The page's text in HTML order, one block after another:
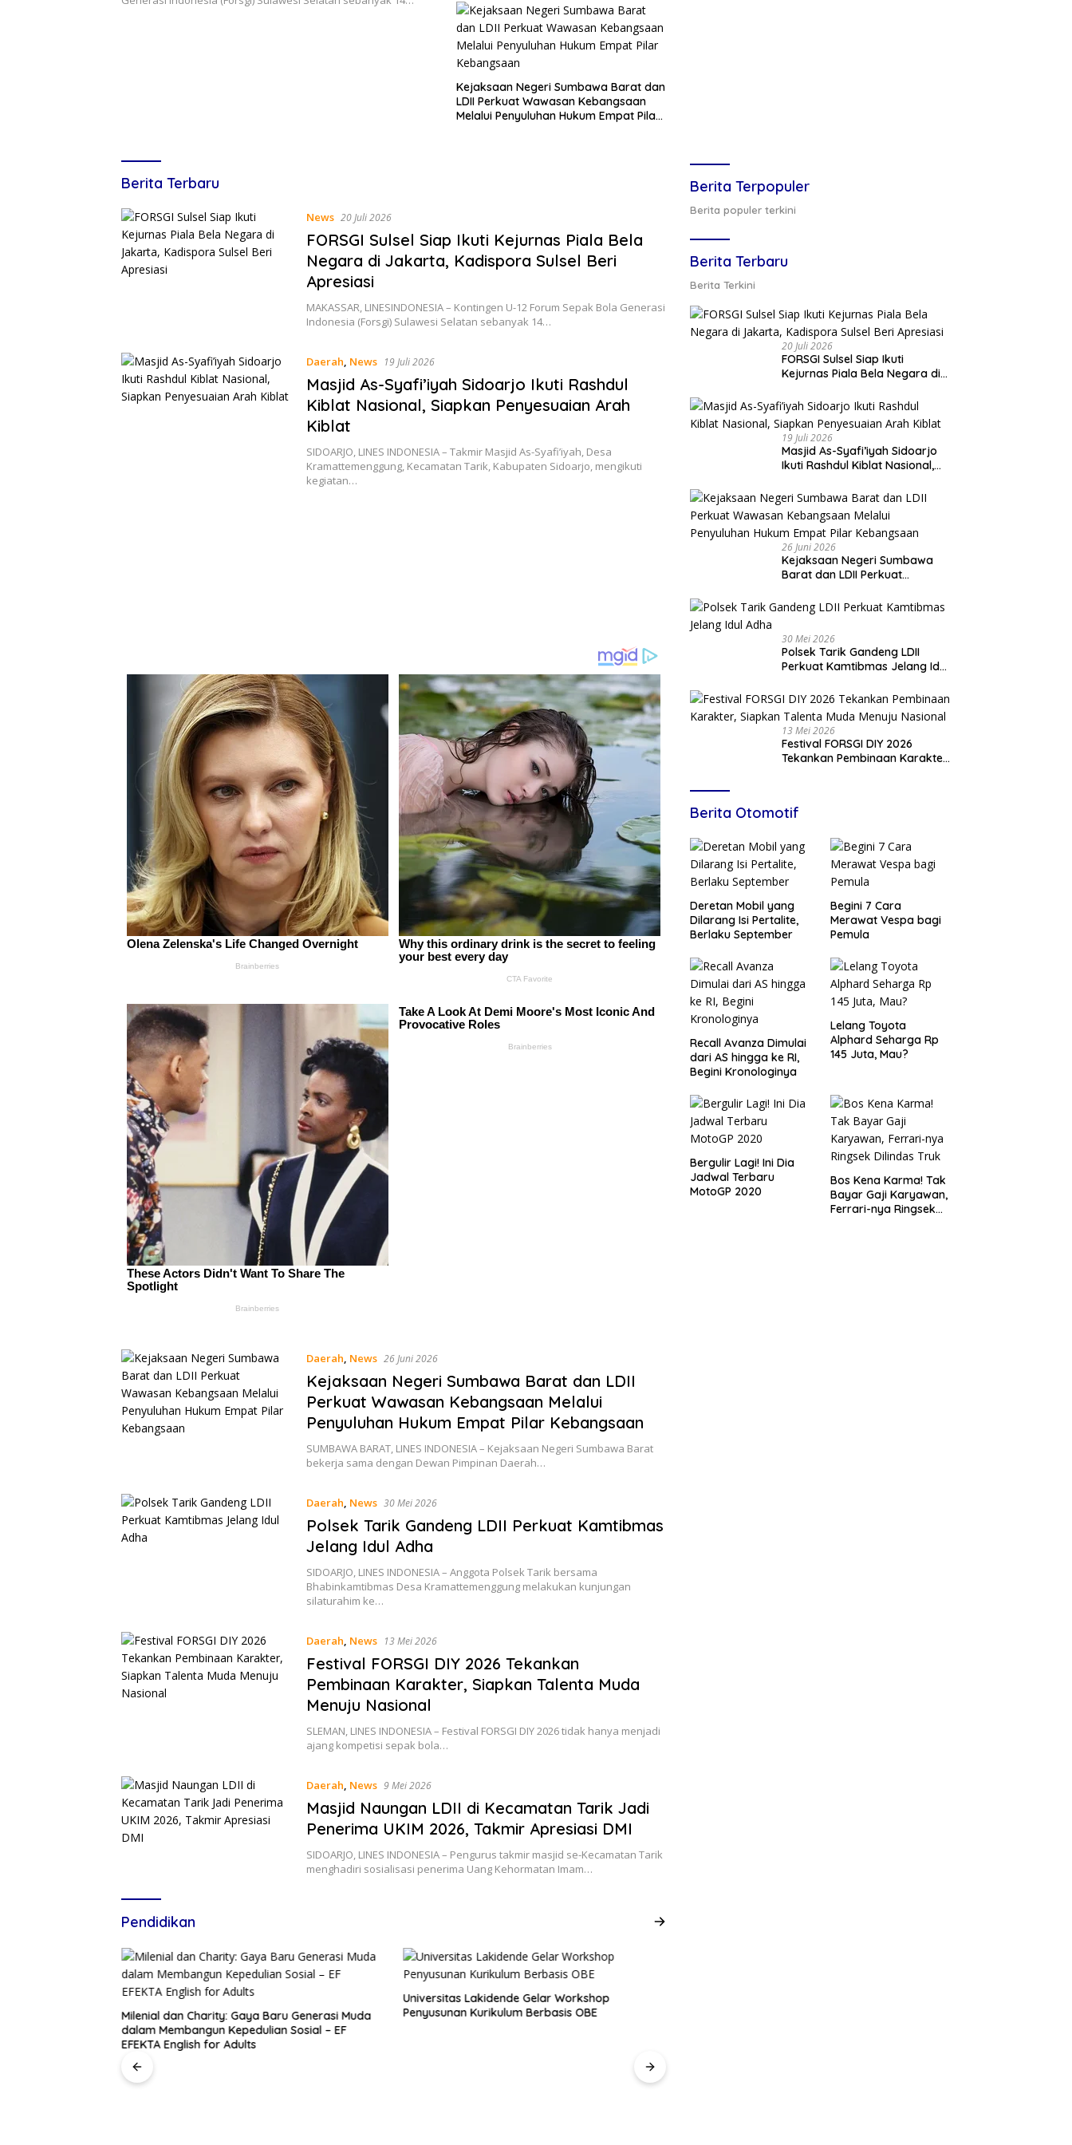
Kejaksaan Negeri Sumbawa Barat dan
LDII Perkuat Wawasan Kebangsaan
Melalui Penyuluhan Hukum Empat Pilar
Lines
Berita Terbaru
News 20 Juli 2026
FORSGI Sulsel Siap Ikuti Kejurnas Piala Bela
Negara di Jakarta, Kadispora Sulsel Beri
Apresiasi
MAKASSAR, LINESINDONESIA – Kontingen U-12 Forum Sepak Bola Generasi
Indonesia (Forsgi) Sulawesi Selatan sebanyak 14…
Daerah, News 19 Juli 2026
Masjid As-Syafi’iyah Sidoarjo Ikuti Rashdul
Kiblat Nasional, Siapkan Penyesuaian Arah
Kiblat
SIDOARJO, LINES INDONESIA – Takmir Masjid As-Syafi’iyah, Desa
Kramattemenggung, Kecamatan Tarik, Kabupaten Sidoarjo, mengikuti
kegiatan…
Daerah, News 26 Juni 2026
Kejaksaan Negeri Sumbawa Barat dan LDII
Perkuat Wawasan Kebangsaan Melalui
Penyuluhan Hukum Empat Pilar Kebangsaan
SUMBAWA BARAT, LINES INDONESIA – Kejaksaan Negeri Sumbawa Barat
bekerja sama dengan Dewan Pimpinan Daerah…
Daerah, News 30 Mei 2026
Polsek Tarik Gandeng LDII Perkuat Kamtibmas
Jelang Idul Adha
SIDOARJO, LINES INDONESIA – Anggota Polsek Tarik bersama
Bhabinkamtibmas Desa Kramattemenggung melakukan kunjungan
silaturahim ke…
Daerah, News 13 Mei 2026
Festival FORSGI DIY 2026 Tekankan
Pembinaan Karakter, Siapkan Talenta Muda
Menuju Nasional
SLEMAN, LINES INDONESIA – Festival FORSGI DIY 2026 tidak hanya menjadi
ajang kompetisi sepak bola…
Daerah, News 9 Mei 2026
Masjid Naungan LDII di Kecamatan Tarik Jadi
Penerima UKIM 2026, Takmir Apresiasi DMI
SIDOARJO, LINES INDONESIA – Pengurus takmir masjid se-Kecamatan Tarik
menghadiri sosialisasi penerima Uang Kehormatan Imam…
Pendidikan
Milenial dan Charity: Gaya Baru Generasi Muda
dalam Membangun Kepedulian Sosial – EF
EFEKTA English for Adults
Universitas Lakidende Gelar Workshop
Penyusunan Kurikulum Berbasis OBE
Berita Terpopuler
Berita populer terkini
Berita Terbaru
Berita Terkini
20 Juli 2026
FORSGI Sulsel Siap Ikuti
Kejurnas Piala Bela Negara di
Apresiasi
19 Juli 2026
Masjid As-Syafi’iyah Sidoarjo
Ikuti Rashdul Kiblat Nasional,
Kiblat
26 Juni 2026
Kejaksaan Negeri Sumbawa
Barat dan LDII Perkuat
Penyuluhan Hukum Empat Pilar
Kebangsaan
30 Mei 2026
Polsek Tarik Gandeng LDII
Perkuat Kamtibmas Jelang Idul
13 Mei 2026
Festival FORSGI DIY 2026
Tekankan Pembinaan Karakter,
Berita Otomotif
Deretan Mobil yang
Dilarang Isi Pertalite,
Berlaku September
Begini 7 Cara
Merawat Vespa bagi
Pemula
Recall Avanza Dimulai
dari AS hingga ke RI,
Begini Kronologinya
Lelang Toyota
Alphard Seharga Rp
145 Juta, Mau?
Bergulir Lagi! Ini Dia
Jadwal Terbaru
MotoGP 2020
Bos Kena Karma! Tak
Bayar Gaji Karyawan,
Ferrari-nya Ringsek